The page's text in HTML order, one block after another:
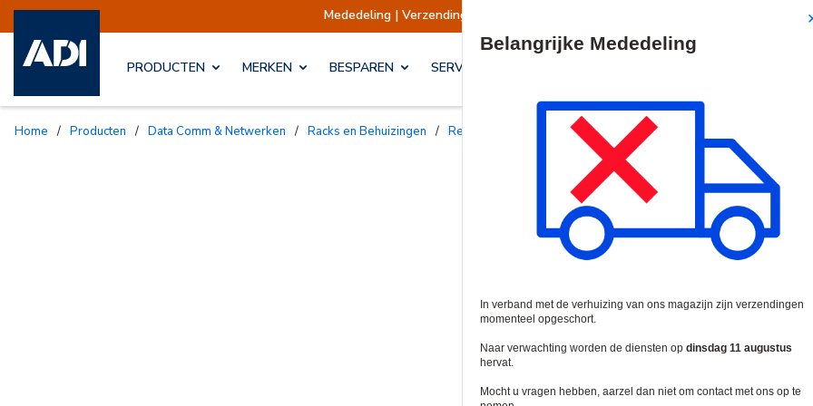
Mededeling | Verzendingen opgeschort Verzendingen
PRODUCTEN MERKEN BESPAREN SERVICES & OPLOSSINGEN
Home / Producten / Data Comm & Netwerken / Racks en Behuizingen / Rekkasten & Frames